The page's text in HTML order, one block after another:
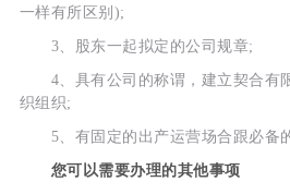
一样有所区别);
3、股东一起拟定的公司规章;
4、具有公司的称谓，建立契合有
织组织;
5、有固定的出产运营场合跟必备的
您可以需要办理的其他事项